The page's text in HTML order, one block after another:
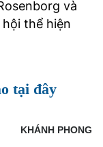
và
thể hiện
tại đây
KHÁNH PHONG